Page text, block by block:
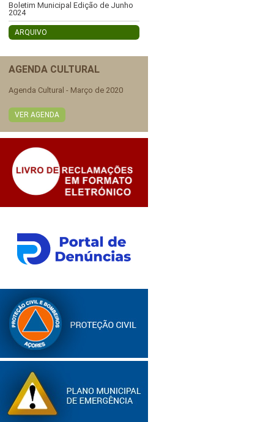
Boletim Municipal Edição de Junho
2024
ARQUIVO
AGENDA CULTURAL
Agenda Cultural - Março de 2020
VER AGENDA